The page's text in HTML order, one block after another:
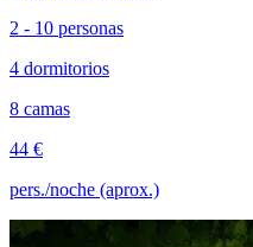
2 - 10 personas
4 dormitorios
8 camas
44 €
pers./noche (aprox.)